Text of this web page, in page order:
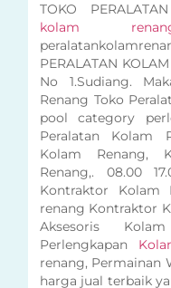
TOKO
kolam
PERALATAN
No 1.Sudiang.
Renang Toko
pool category
Peralatan Kolam
Kolam Renang,
Renang,. 08.00
Kontraktor Kolam
renang Kontraktor
Aksesoris
Perlengkapan
renang, Permainan
harga jual terbaik